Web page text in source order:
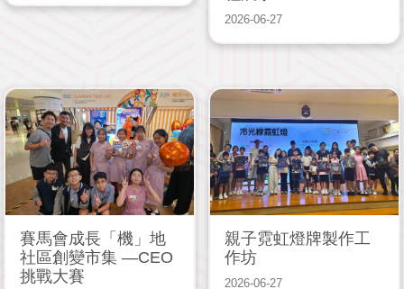
2026-06-27
賽馬會成長「機」地
社區創變市集 —CEO
挑戰大賽
親子霓虹燈牌製作工
作坊
2026-06-27